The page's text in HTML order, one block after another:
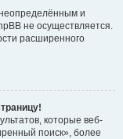
и
не осуществляется.
расширенного
которые веб-
поиск», более